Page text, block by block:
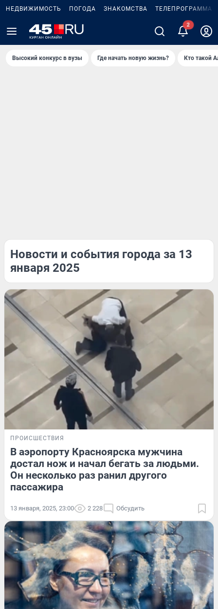
НЕДВИЖИМОСТЬ ПОГОДА ЗНАКОМСТВА ТЕЛЕПРОГРАММА
2
Высокий конкурс в вузы Где начать новую жизнь? Кто такой
Новости и события города за 13
января 2025
ПРОИСШЕСТВИЯ
В аэропорту Красноярска мужчина
достал нож и начал бегать за людьми.
Он несколько раз ранил другого
пассажира
13 января, 2025, 23:00 2 228 Обсудить